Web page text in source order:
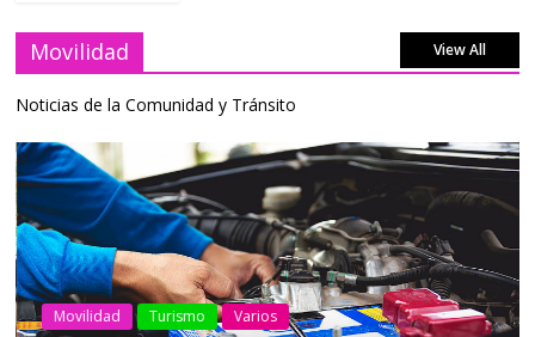
Movilidad View All
Noticias de la Comunidad y Tránsito
AEADE Industria Motociclismo Motos